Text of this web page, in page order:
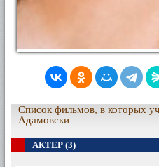
Список фильмов, в которых
Адамовски
АКТЕР (3)